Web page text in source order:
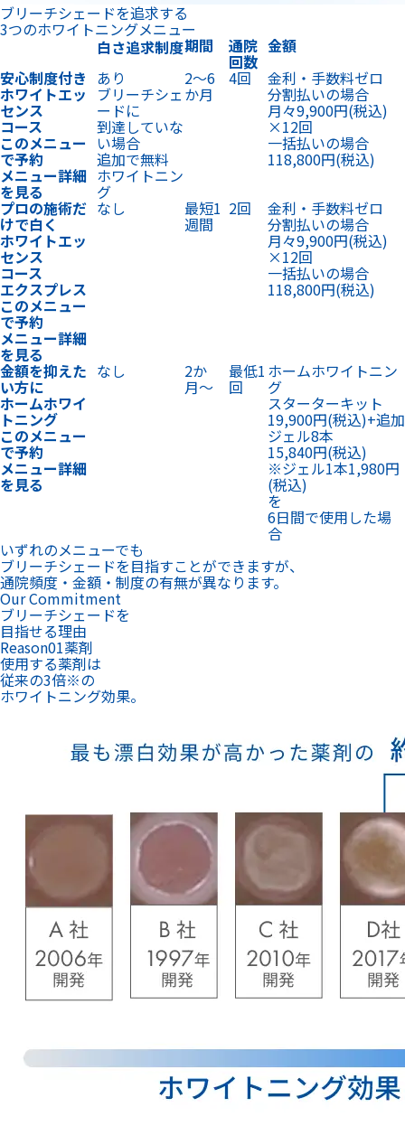
ブリーチシェードを追求する
3つのホワイトニングメニュー
白さ追求制度期間 通院
回数
金額
安心制度付き
ホワイトエッ
センス
コース
このメニュー
で予約
メニュー詳細
を見る
あり
ブリーチシェ
ードに
到達していな
い場合
追加で無料
ホワイトニン
グ
2〜6
か月
4回 金利・手数料ゼロ
分割払いの場合
月々9,900円(税込)
×12回
一括払いの場合
118,800円(税込)
プロの施術だ
けで白く
ホワイトエッ
センス
コース
エクスプレス
このメニュー
で予約
メニュー詳細
を見る
なし 最短1
週間
2回 金利・手数料ゼロ
分割払いの場合
月々9,900円(税込)
×12回
一括払いの場合
118,800円(税込)
金額を抑えた
い方に
ホームホワイ
トニング
このメニュー
で予約
メニュー詳細
を見る
なし 2か
月〜
最低1
回
ホームホワイトニン
グ
スターターキット
19,900円(税込)+追加
ジェル8本
15,840円(税込)
※ジェル1本1,980円
(税込)
を
6日間で使用した場
合
いずれのメニューでも
ブリーチシェードを目指すことができますが、
通院頻度・金額・制度の有無が異なります。
Our Commitment
ブリーチシェードを
目指せる理由
Reason01薬剤
使用する薬剤は
従来の3倍※の
ホワイトニング効果。